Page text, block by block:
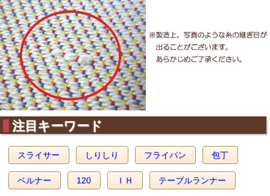
注目キーワード
スライサー しりしり フライパン 包丁
ベルナー 120 ＩＨ テーブルランナー